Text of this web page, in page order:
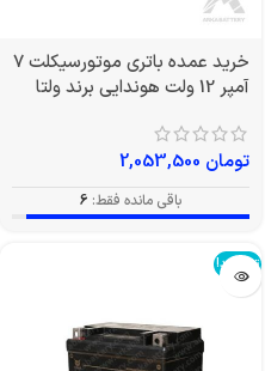
خرید عمده باتری موتورسیکلت 7
آمپر 12 ولت هوندایی برند ولتا
تومان
باقی مانده فقط: 6
تمام شد!